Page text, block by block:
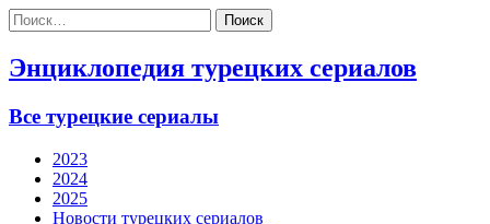
Найти:
Энциклопедия турецких сериалов
Все турецкие сериалы
2023
2024
2025
Новости турецких сериалов